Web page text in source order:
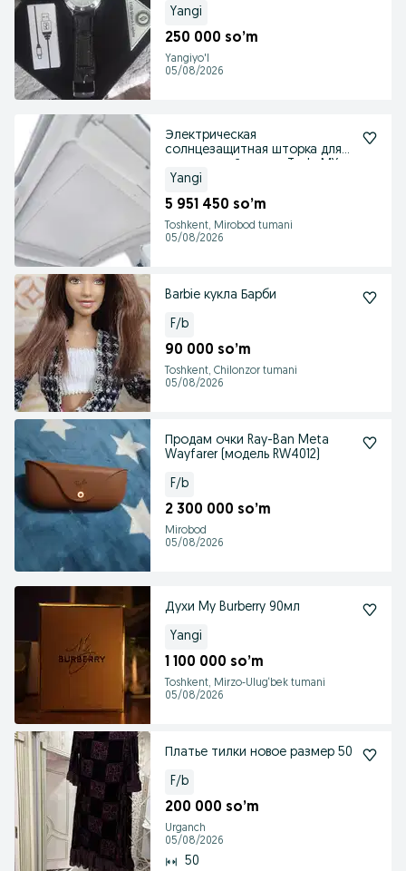
Yangi
250 000 so’m
Yangiyo'l
05/08/2026
Электрическая
солнцезащитная шторка для
Yangi
5 951 450 so’m
Toshkent, Mirobod tumani
05/08/2026
Barbie кукла Барби
F/b
90 000 so’m
Toshkent, Chilonzor tumani
05/08/2026
Продам очки Ray-Ban Meta
Wayfarer (модель RW4012)
F/b
2 300 000 so’m
Mirobod
05/08/2026
Духи My Burberry 90мл
Yangi
1 100 000 so’m
Toshkent, Mirzo-Ulug‘bek tumani
05/08/2026
Платье тилки новое размер 50
F/b
200 000 so’m
Urganch
05/08/2026
50